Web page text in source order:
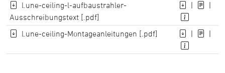
l.une-ceiling-l-aufbaustrahler-
Ausschreibungstext [.pdf]
| |
l.une-ceiling-Montageanleitungen [.pdf] | |